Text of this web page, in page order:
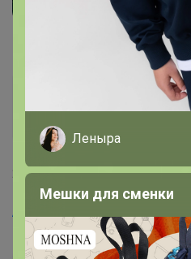
Великий магистр
28 июня, 2022 23:42
Artemida
Леныра
Мешки для сменки